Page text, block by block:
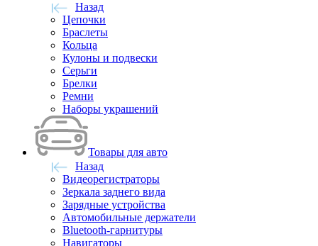
Назад
Цепочки
Браслеты
Кольца
Кулоны и подвески
Серьги
Брелки
Ремни
Наборы украшений
Товары для авто
Назад
Видеорегистраторы
Зеркала заднего вида
Зарядные устройства
Автомобильные держатели
Bluetooth-гарнитуры
Навигаторы